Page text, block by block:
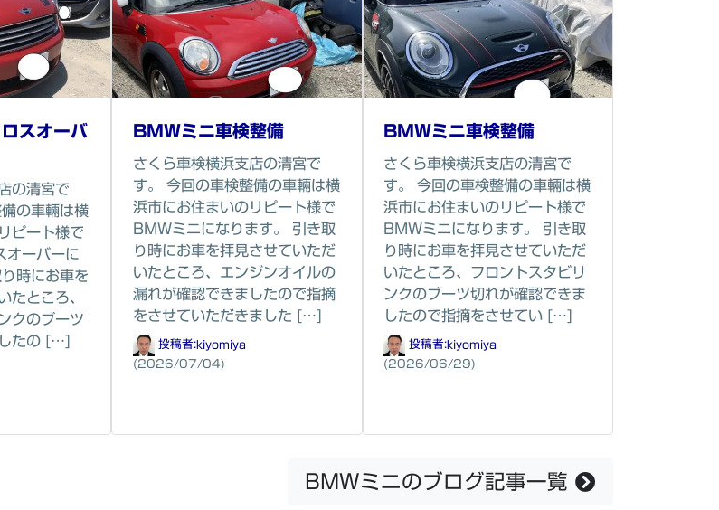
スオーバ
の清宮で
の車輛は横
ピート様で
オーバーに
時にお車を
たところ、
クのブーツ
たの […]
BMWミニ車検整備
さくら車検横浜支店の清宮で
す。 今回の車検整備の車輛は横
浜市にお住まいのリピート様で
BMWミニになります。 引き取
り時にお車を拝見させていただ
いたところ、エンジンオイルの
漏れが確認できましたので指摘
をさせていただきました […]
投稿者:kiyomiya
(2026/07/04)
BMWミニ車検整備
さくら車検横浜支店の清宮で
す。 今回の車検整備の車輛は横
浜市にお住まいのリピート様で
BMWミニになります。 引き取
り時にお車を拝見させていただ
いたところ、フロントスタビリ
ンクのブーツ切れが確認できま
したので指摘をさせてい […]
投稿者:kiyomiya
(2026/06/29)
BMWミニのブログ記事一覧